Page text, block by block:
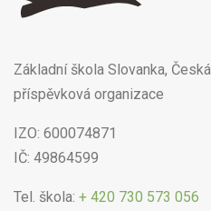
Základní škola Slovanka,
příspěvková organizace
IZO: 600074871
IČ: 49864599
Tel. škola: + 420 730 573 056